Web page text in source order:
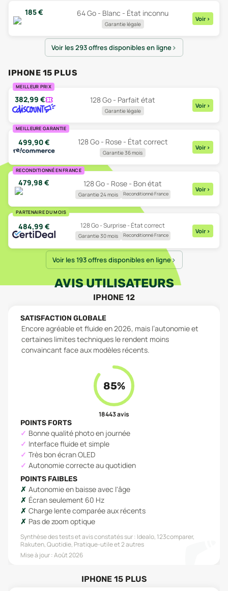
185€ 64 Go - Blanc - État inconnu
Garantie légale
Voir >
Voir les 293 offres disponibles en ligne
IPHONE 15 PLUS
MEILLEUR PRIX
382,99 € 128 Go - Parfait état
Garantie légale
Voir >
MEILLEURE GARANTIE
499,90€ 128 Go - Rose - État correct
Garantie 36 mois
Voir >
RECONDITIONNÉ EN FRANCE
479,98 € 128 Go - Rose - Bon état
Garantie 24 mois Reconditionné France
Voir >
PARTENAIRE DU MOIS
484,99 € 128 Go - Surprise - État correct
Garantie 30 mois Reconditionné France
Voir >
Voir les 193 offres disponibles en ligne
AVIS UTILISATEURS
IPHONE 12
SATISFACTION GLOBALE
Encore agréable et fluide en 2026, mais l’autonomie et
certaines limites techniques le rendent moins
convaincant face aux modèles récents.
85%
18 443avis
POINTS FORTS
Bonne qualité photo en journée
Interface fluide et simple
Très bon écran OLED
Autonomie correcte au quotidien
POINTS FAIBLES
Autonomie en baisse avec l'âge
Écran seulement 60 Hz
Charge lente comparée aux récents
Pas de zoom optique
Synthèse des tests et avis constatés sur : Idealo, 123comparer,
Rakuten, Quotidie, Pratique-utileet 2 autres
Mise à jour :Août 2026
IPHONE 15 PLUS